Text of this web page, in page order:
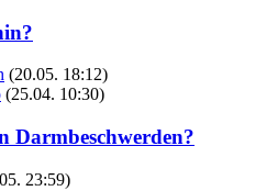
(20.05. 18:12)
(25.04. 10:30)
Darmbeschwerden?
23:59)